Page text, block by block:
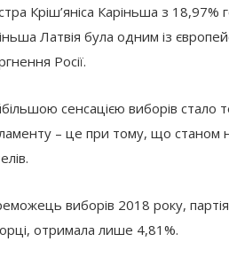
Кріш’яніса Каріньша з
Латвія була одним із
Росії.
сенсацією виборів стало
– це при тому, що станом
виборів 2018 року, партія
отримала лише 4,81%.